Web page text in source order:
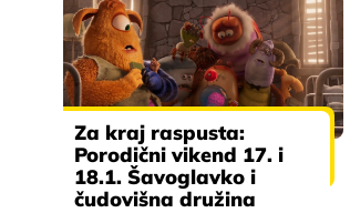
Za kraj raspusta:
Porodični vikend 17. i
18.1. Šavoglavko i
čudovišna družina